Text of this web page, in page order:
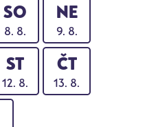
SO
8. 8.
NE
9. 8.
ST
12. 8.
ČT
13. 8.